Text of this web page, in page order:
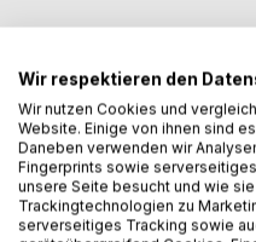
Auf die Merkliste
Titel bewerten
Wir respektieren den
Wir nutzen Cookies und
Website. Einige von ihnen sind
Daneben verwenden wir
Fingerprints sowie
unsere Seite besucht und wie
Trackingtechnologien zu
serverseitiges Tracking sowie